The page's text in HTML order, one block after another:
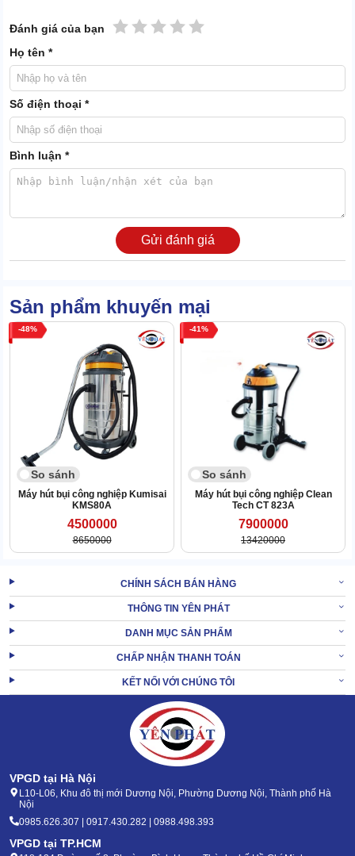
cận mọi ngóc ngách, khe nhỏ.
1.4. Dung tích lớn, khóa chốt an toàn
Thùng chứa rác siêu lớn, dung tích lên tới 80 lít. Đáp ứng tần suất
hoạt động liên tục, sức chứa lớn mà không cần đổ rác.
Nhờ dung tích và công suất vượt trội, thiết bị được sử dụng nhiều
trong các khu vực quy mô lớn như: trung tâm thương mại, xưởng
sản xuất, khu chung cư,...
2. Hướng dẫn sử dụng máy hút bụi Palada
PD803J
Máy hút bụi công nghiệp Palada
vận hành đúng cách và
phát huy tối đa khả năng làm sạch, bạn hãy sử dụng theo 6 bước
Đánh giá của bạn 5 sao
4 sao
3 sao
2 sao
1 sao
Họ tên *
Số điện thoại *
Bình luận *
Gửi đánh giá
Sản phẩm khuyến mại
48
So sánh
Máy hút bụi công nghiệp Kumisai
KMS80A
4500000
8650000
41
So sánh
Máy hút bụi công nghiệp Clean
Tech CT 823A
7900000
13420000
CHÍNH SÁCH BÁN HÀNG
THÔNG TIN YÊN PHÁT
DANH MỤC SẢN PHẨM
CHẤP NHẬN THANH TOÁN
KẾT NỐI VỚI CHÚNG TÔI
VPGD tại Hà Nội
L10-L06, Khu đô thị mới Dương Nội, Phường Dương Nội, Thành phố Hà
Nội
0985.626.307 | 0917.430.282 | 0988.498.393
VPGD tại TP.HCM